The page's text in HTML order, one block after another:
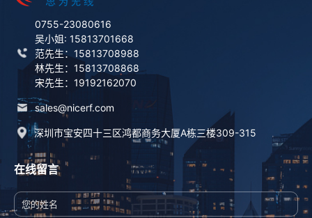
0755-23080616
吴小姐: 15813701668
范先生：15813708988
林先生：15813708868
宋先生：19192162070
sales@nicerf.com
深圳市宝安四十三区鸿都商务大厦A栋三楼309-315
在线留言